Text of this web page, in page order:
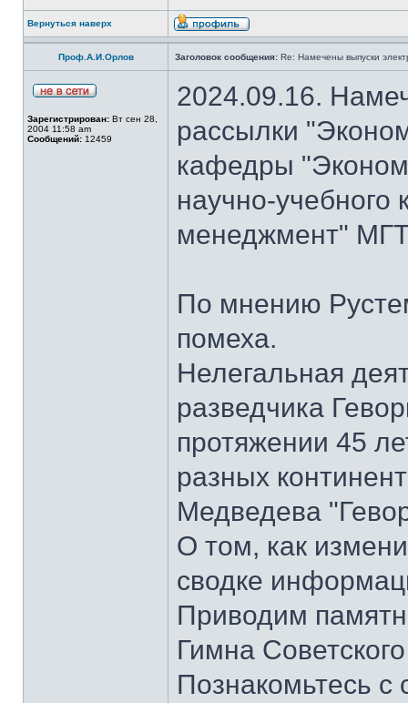
Вернуться наверх
Проф.А.И.Орлов Заголовок сообщения: Re: Намечены выпуски
Зарегистрирован: Вт сен 28,
2004 11:58 am
Сообщений: 12459
2024.09.16.
рассылки
кафедры
научно-
менеджмент"
По мнению
помеха.
Нелегальная
разведчика
протяжении 45
разных
Медведева
О том, как
сводке
Приводим
Гимна
Познакомьтесь